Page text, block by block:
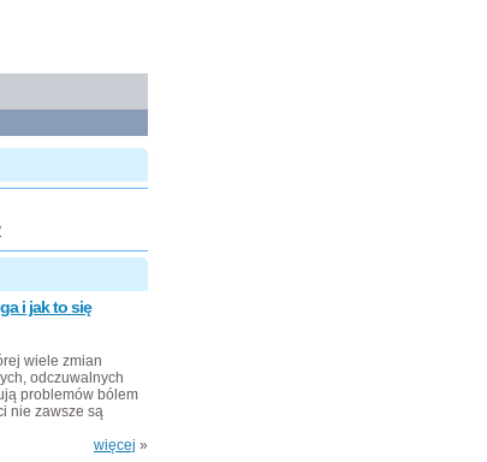
i jak to się
wiele zmian
odczuwalnych
problemów bólem
nie zawsze są
więcej »